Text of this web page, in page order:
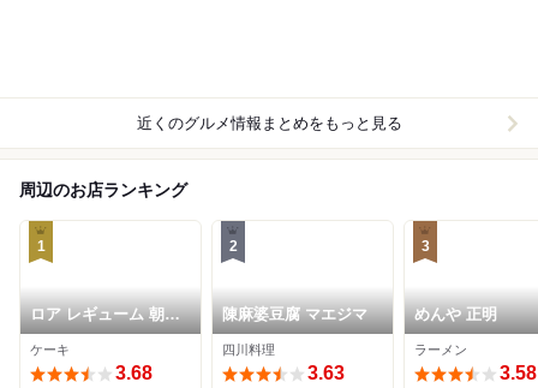
近くのグルメ情報まとめをもっと見る
周辺のお店ランキング
1
ロア レギューム 朝霞
本店
ケーキ
3.68
2
陳麻婆豆腐 マエジマ
四川料理
3.63
3
めんや 正明
ラーメン
3.58